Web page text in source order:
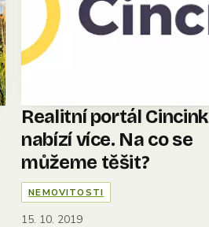
Realitní portál Cincink
nabízí více. Na co se
můžeme těšit?
NEMOVITOSTI
15. 10. 2019